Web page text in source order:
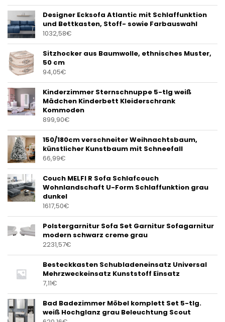
Designer Ecksofa Atlantic mit Schlaffunktion
und Bettkasten, Stoff- sowie Farbauswahl
1032,58€
Sitzhocker aus Baumwolle, ethnisches Muster,
50 cm
94,05€
Kinderzimmer Sternschnuppe 5-tlg weiß
Mädchen Kinderbett Kleiderschrank
Kommoden
899,90€
150/180cm verschneiter Weihnachtsbaum,
künstlicher Kunstbaum mit Schneefall
66,99€
Couch MELFI R Sofa Schlafcouch
Wohnlandschaft U-Form Schlaffunktion grau
dunkel
1617,50€
Polstergarnitur Sofa Set Garnitur Sofagarnitur
modern schwarz creme grau
2231,57€
Besteckkasten Schubladeneinsatz Universal
Mehrzweckeinsatz Kunststoff Einsatz
7,11€
Bad Badezimmer Möbel komplett Set 5-tlg.
weiß Hochglanz grau Beleuchtung Scout